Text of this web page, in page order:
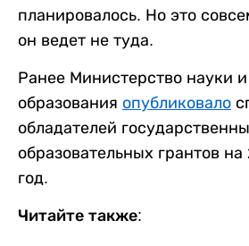
планировалось. Но это
он ведет не туда.
Ранее Министерство науки
образования опубликовало
обладателей
образовательных грантов
год.
Читайте также: